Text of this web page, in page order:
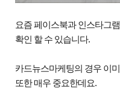
요즘 페이스북과 인스타그
확인 할 수 있습니다.
카드뉴스마케팅의 경우 이
또한 매우 중요한데요.